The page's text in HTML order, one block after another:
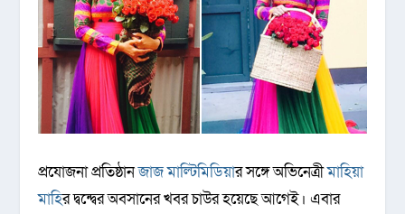
প্রযোজনা প্রতিষ্ঠানজাজ মাল্টিমিডিয়ার সঙ্গে অভিনেত্রীমাহিয়া
মাহির দ্বন্দ্বের অবসানের খবর চাউর হয়েছে আগেই। এবার